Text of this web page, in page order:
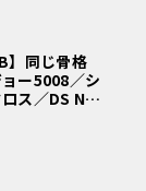
ている。バッ
での航続距離
いレベルに達
】同じ骨格
ー5008／シ
ス／DS Nº4
ト